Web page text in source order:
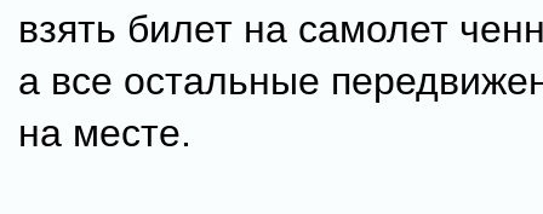
взять билет на самолет
а все остальные
на месте.